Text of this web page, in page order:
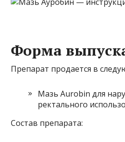
Форма
Препарат продается в
Мазь Aurobin для
ректального
Состав препарата: